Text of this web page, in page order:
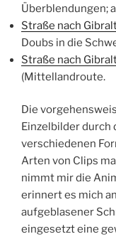
Überblendungen;
Straße nach
Doubs in die
Straße nach
(Mittellandroute.
Die
Einzelbilder durch
verschiedenen
Arten von Clips
nimmt mir die
erinnert es mich
aufgeblasener
eingesetzt eine